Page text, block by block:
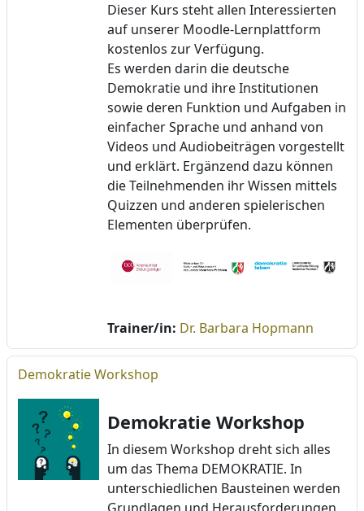
Dieser Kurs steht allen Interessierten
auf unserer Moodle-Lernplattform
kostenlos zur Verfügung.
Es werden darin die deutsche
Demokratie und ihre Institutionen
sowie deren Funktion und Aufgaben in
einfacher Sprache und anhand von
Videos und Audiobeiträgen vorgestellt
und erklärt. Ergänzend dazu können
die Teilnehmenden ihr Wissen mittels
Quizzen und anderen spielerischen
Elementen überprüfen.
Trainer/in: Dr. Barbara Hopmann
Demokratie Workshop
Demokratie Workshop
In diesem Workshop dreht sich alles
um das Thema DEMOKRATIE. In
unterschiedlichen Bausteinen werden